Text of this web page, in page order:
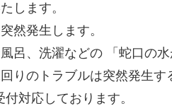
します。
然発生します。
呂、洗濯などの 「蛇口の水
りのトラブルは突然発生
対応しております。